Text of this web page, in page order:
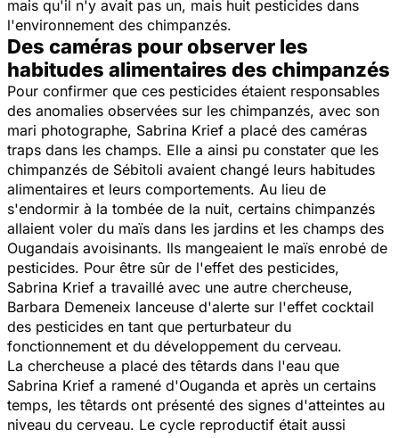
mais qu'il n'y avait pas un, mais huit pesticides dans
l'environnement des chimpanzés.
Des caméras pour observer les
habitudes alimentaires des chimpanzés
Pour confirmer que ces pesticides étaient responsables
des anomalies observées sur les chimpanzés, avec son
mari photographe, Sabrina Krief a placé des caméras
traps dans les champs. Elle a ainsi pu constater que les
chimpanzés de Sébitoli avaient changé leurs habitudes
alimentaires et leurs comportements. Au lieu de
s'endormir à la tombée de la nuit, certains chimpanzés
allaient voler du maïs dans les jardins et les champs des
Ougandais avoisinants. Ils mangeaient le maïs enrobé de
pesticides. Pour être sûr de l'effet des pesticides,
Sabrina Krief a travaillé avec une autre chercheuse,
Barbara Demeneix lanceuse d'alerte sur l'effet cocktail
des pesticides en tant que perturbateur du
fonctionnement et du développement du cerveau.
La chercheuse a placé des têtards dans l'eau que
Sabrina Krief a ramené d'Ouganda et après un certains
temps, les têtards ont présenté des signes d'atteintes au
niveau du cerveau. Le cycle reproductif était aussi